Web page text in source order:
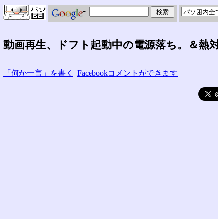
動画再生、ドフト起動中の電源落ち。＆熱
「何か一言」を書く Facebookコメントができます